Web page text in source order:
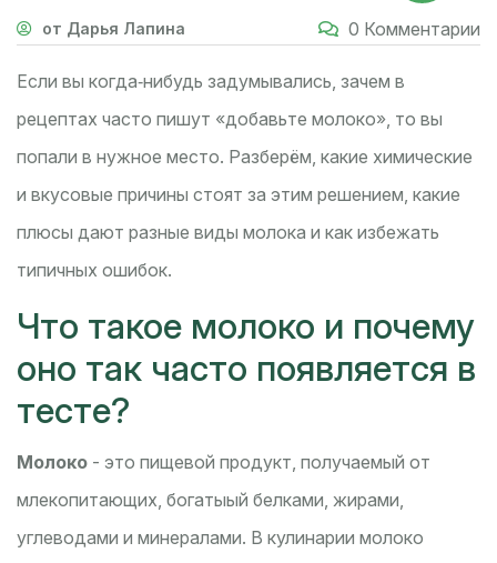
от Дарья Лапина 0 Комментарии
Если вы когда‑нибудь задумывались, зачем в
рецептах часто пишут «добавьте молоко», то вы
попали в нужное место. Разберём, какие химические
и вкусовые причины стоят за этим решением, какие
плюсы дают разные виды молока и как избежать
типичных ошибок.
Что такое молоко и почему
оно так часто появляется в
тесте?
Молоко - это пищевой продукт, получаемый от
млекопитающих, богатыый белками, жирами,
углеводами и минералами. В кулинарии молоко